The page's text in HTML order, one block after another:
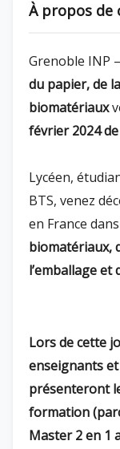
À propos de
Grenoble INP
du papier, de
biomatériaux
février 2024
Lycéen,
BTS, venez
en France
biomatériaux,
l’emballage et
Lors de cette
enseignants
présenteront
formation
Master 2 en 1